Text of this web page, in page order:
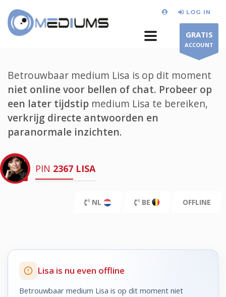
LOG IN
GRATIS
ACCOUNT
Betrouwbaar medium Lisa is op dit moment
niet online voor bellen of chat. Probeer op
een later tijdstip medium Lisa te bereiken,
verkrijg directe antwoorden en
paranormale inzichten.
PIN 2367 LISA
NL BE OFFLINE
Lisa is nu even offline
Betrouwbaar medium Lisa is op dit moment niet